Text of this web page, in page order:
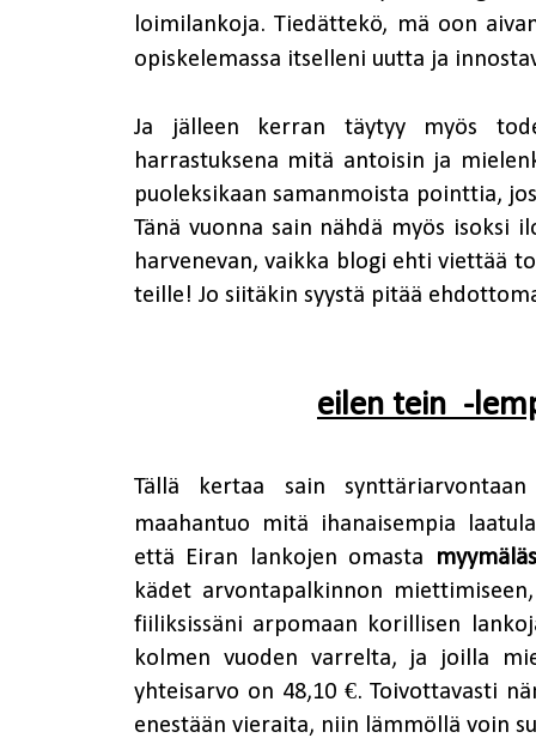
loimilankoja. Tiedättekö, mä oon
opiskelemassa itselleni uutta ja
Ja jälleen kerran täytyy myös
harrastuksena mitä antoisin ja
puoleksikaan samanmoista pointtia,
Tänä vuonna sain nähdä myös isoksi
harvenevan, vaikka blogi ehti viettää
teille! Jo siitäkin syystä pitää
eilen tein -
Tällä kertaa sain
maahantuo mitä ihanaisempia
että Eiran lankojen omasta
kädet arvontapalkinnon
fiiliksissäni arpomaan korillisen
kolmen vuoden varrelta, ja joilla
yhteisarvo on 48,10 €. Toivottavasti
enestään vieraita, niin lämmöllä voin